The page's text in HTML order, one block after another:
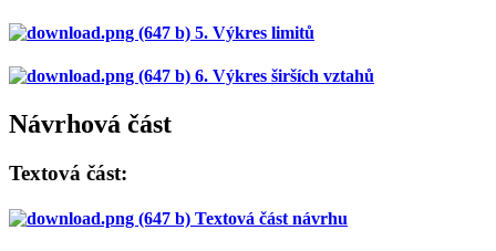
5. Výkres limitů
6. Výkres širších vztahů
Návrhová část
Textová část:
Textová část návrhu